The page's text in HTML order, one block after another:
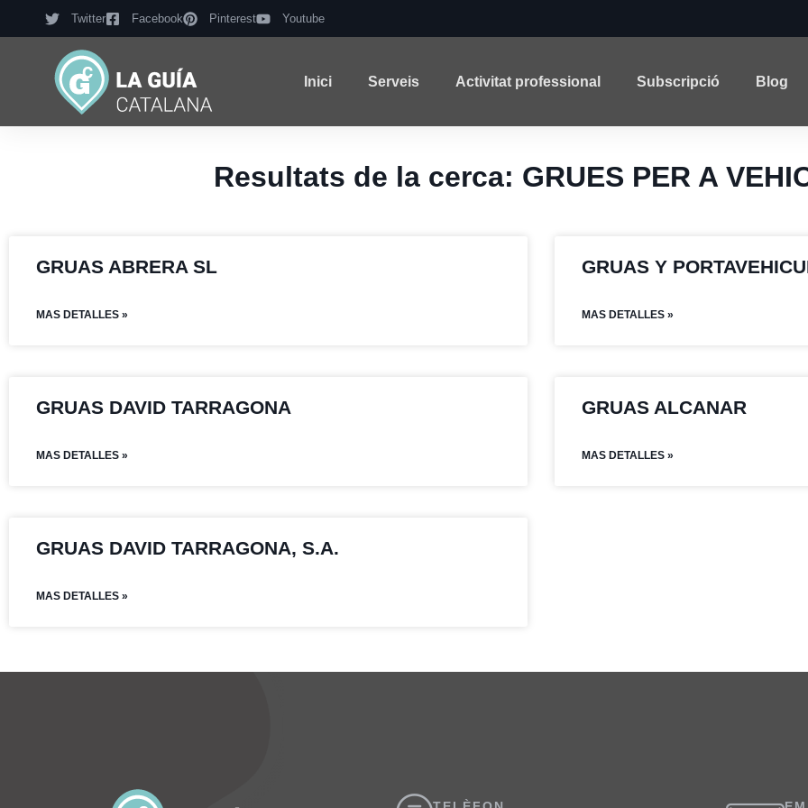
Twitter Facebook Pinterest Youtube
Inici Serveis Activitat professional Subscripció Blog
Resultats de la cerca: GRUES PER A
GRUAS ABRERA SL
MAS DETALLES »
GRUAS Y
MAS DETALLES »
GRUAS DAVID TARRAGONA
MAS DETALLES »
GRUAS ALCANAR
MAS DETALLES »
GRUAS DAVID TARRAGONA, S.A.
MAS DETALLES »